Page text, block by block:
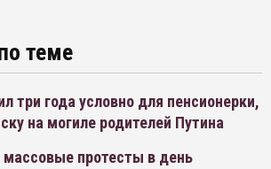
теме
три года условно для пенсионерки,
на могиле родителей Путина
протесты в день